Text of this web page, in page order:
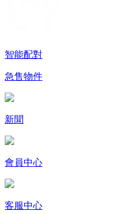
智能配對
急售物件
新聞
會員中心
客服中心